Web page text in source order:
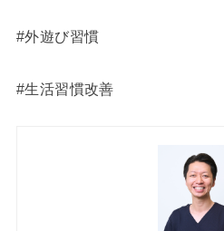
#外遊び習慣
#生活習慣改善